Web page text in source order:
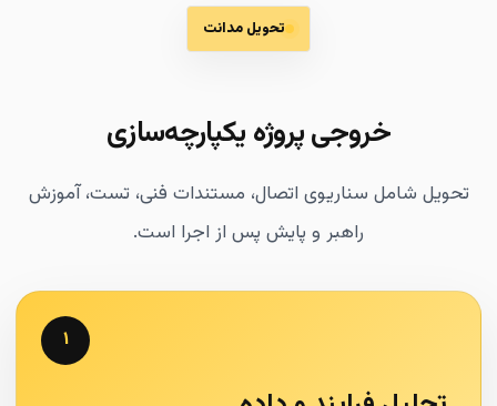
تحویل مدانت
خروجی پروژه یکپارچه‌سازی
تحویل شامل سناریوی اتصال، مستندات فنی، تست، آموزش
راهبر و پایش پس از اجرا است.
۱